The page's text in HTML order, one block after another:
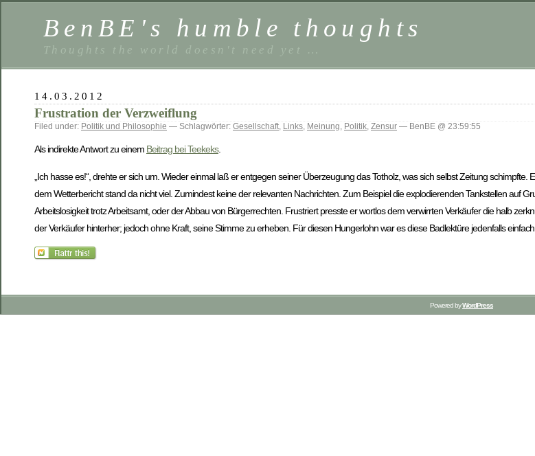
BenBE's humble thoughts
Thoughts the world doesn't need yet …
14.03.2012
Frustration der Verzweiflung
Filed under: Politik und Philosophie — Schlagwörter: Gesellschaft, Links, Meinung, Politik, Zensur — BenBE @ 23:59:55
Als indirekte Antwort zu einem Beitrag bei Teekeks.
„Ich hasse es!“, drehte er sich um. Wieder einmal laß er entgegen seiner Überzeugung das Totholz, was sich selbst Zeitung schimpfte.
dem Wetterbericht stand da nicht viel. Zumindest keine der relevanten Nachrichten. Zum Beispiel die explodierenden Tankstellen auf
Arbeitslosigkeit trotz Arbeitsamt, oder der Abbau von Bürgerrechten. Frustriert presste er wortlos dem verwirrten Verkäufer die halb
der Verkäufer hinterher; jedoch ohne Kraft, seine Stimme zu erheben. Für diesen Hungerlohn war es diese Badlektüre jedenfalls einfach
Powered byWordPress